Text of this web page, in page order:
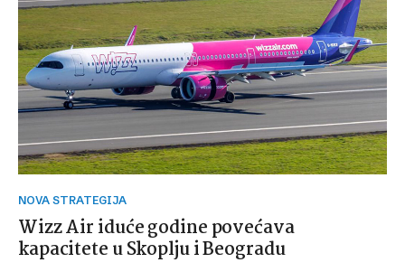
NOVA STRATEGIJA
Wizz Air iduće godine povećava
kapacitete u Skoplju i Beogradu